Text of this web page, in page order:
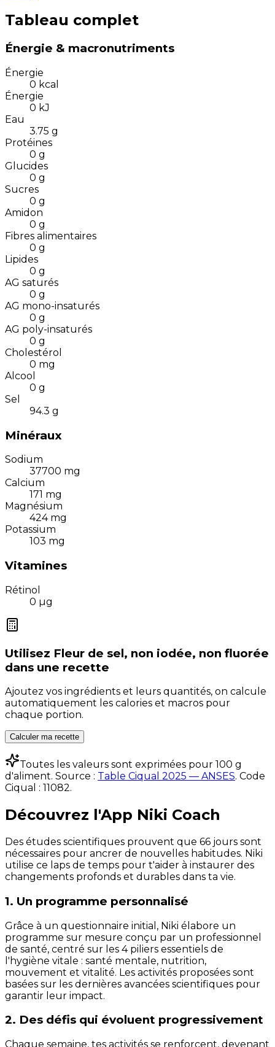
Tableau complet
Énergie & macronutriments
Énergie
0 kcal
Énergie
0 kJ
Eau
3.75 g
Protéines
0 g
Glucides
0 g
Sucres
0 g
Amidon
0 g
Fibres alimentaires
0 g
Lipides
0 g
AG saturés
0 g
AG mono-insaturés
0 g
AG poly-insaturés
0 g
Cholestérol
0 mg
Alcool
0 g
Sel
94.3 g
Minéraux
Sodium
37700 mg
Calcium
171 mg
Magnésium
424 mg
Potassium
103 mg
Vitamines
Rétinol
0 µg
Utilisez Fleur de sel, non iodée, non fluorée
dans une recette
Ajoutez vos ingrédients et leurs quantités, on calcule
automatiquement les calories et macros pour
chaque portion.
Calculer ma recette
Toutes les valeurs sont exprimées pour 100 g
d'aliment. Source : Table Ciqual 2025 — ANSES. Code
Ciqual : 11082.
Découvrez l'App Niki Coach
Des études scientifiques prouvent que 66 jours sont
nécessaires pour ancrer de nouvelles habitudes. Niki
utilise ce laps de temps pour t'aider à instaurer des
changements profonds et durables dans ta vie.
1. Un programme personnalisé
Grâce à un questionnaire initial, Niki élabore un
programme sur mesure conçu par un professionnel
de santé, centré sur les 4 piliers essentiels de
l'hygiène vitale : santé mentale, nutrition,
mouvement et vitalité. Les activités proposées sont
basées sur les dernières avancées scientifiques pour
garantir leur impact.
2. Des défis qui évoluent progressivement
Chaque semaine, tes activités se renforcent, devenant